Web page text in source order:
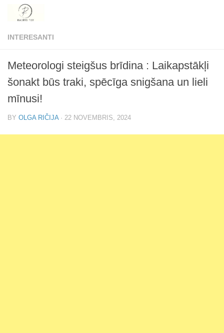
Skip to content
INTERESANTI
Meteorologi steigšus brīdina : Laikapstākļi
šonakt būs traki, spēcīga snigšana un lieli
mīnusi!
BY OLGA RIČIJA · 22 NOVEMBRIS, 2024